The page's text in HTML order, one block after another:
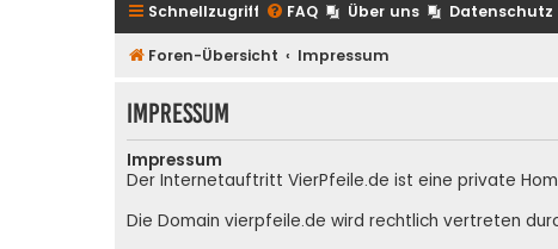
Schnellzugriff FAQ Über uns Datenschutz
Foren-Übersicht Impressum
Impressum
Impressum
Der Internetauftritt VierPfeile.de ist eine private
Die Domain vierpfeile.de wird rechtlich vertreten